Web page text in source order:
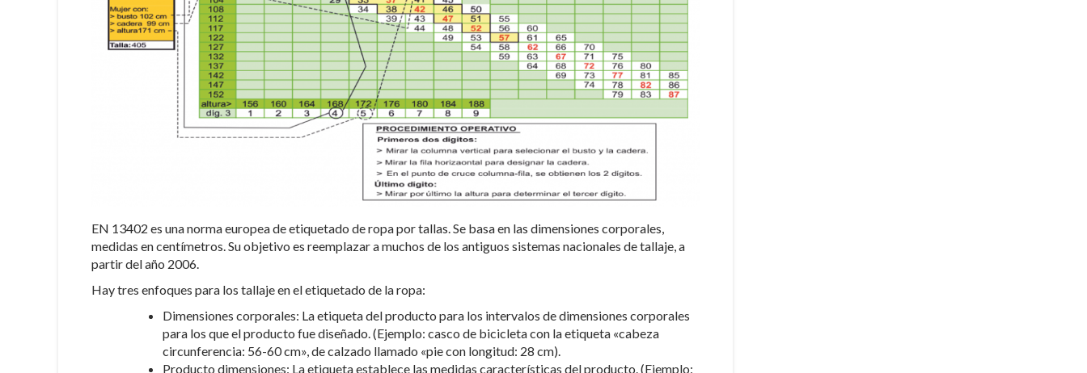
EN 13402 es una norma europea de etiquetado de ropa por tallas. Se basa en las dimensiones corporales,
medidas en centímetros. Su objetivo es reemplazar a muchos de los antiguos sistemas nacionales de tallaje, a
partir del año 2006.
Hay tres enfoques para los tallaje en el etiquetado de la ropa:
Dimensiones corporales: La etiqueta del producto para los intervalos de dimensiones corporales
para los que el producto fue diseñado. (Ejemplo: casco de bicicleta con la etiqueta «cabeza
circunferencia: 56-60 cm», de calzado llamado «pie con longitud: 28 cm).
Producto dimensiones: La etiqueta establece las medidas características del producto. (Ejemplo: